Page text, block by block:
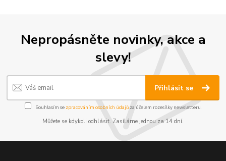
Nepropásněte novinky, akce a
slevy!
Přihlásit se
Souhlasím se zpracováním osobních údajůza účelem rozesílky newsletteru.
Můžete se kdykoli odhlásit. Zasíláme jednou za 14 dní.